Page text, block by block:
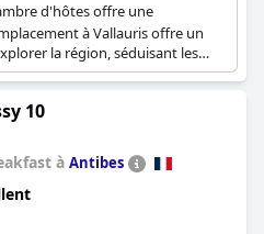
d'hôtes offre une
à Vallauris offre un
la région, séduisant les
10
à Antibes